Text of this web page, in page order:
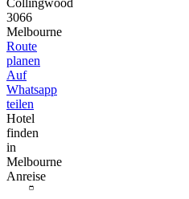
Collingwood
3066
Melbourne
Route
planen
Auf
Whatsapp
teilen
Hotel
finden
in
Melbourne
Anreise